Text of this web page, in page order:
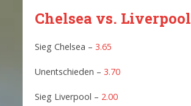
Chelsea vs. Liverpool
Sieg Chelsea – 3.65
Unentschieden – 3.70
Sieg Liverpool – 2.00